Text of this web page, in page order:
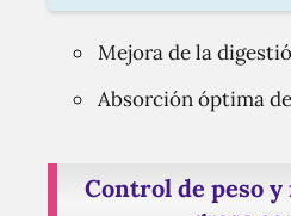
Mejora de la
Absorción óptima
Control de peso